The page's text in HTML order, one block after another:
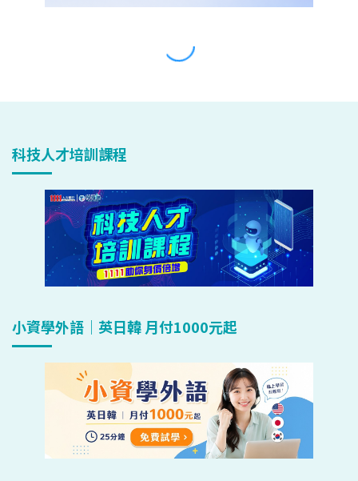
科技人才培訓課程
小資學外語｜英日韓 月付1000元起